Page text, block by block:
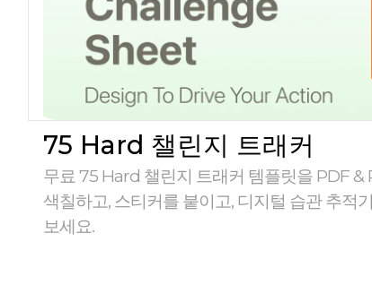
75 Hard 챌린지 트래커
무료 75 Hard 챌린지 트래커 템플릿을 PDF &
색칠하고, 스티커를 붙이고, 디지털 습관 추적
보세요.